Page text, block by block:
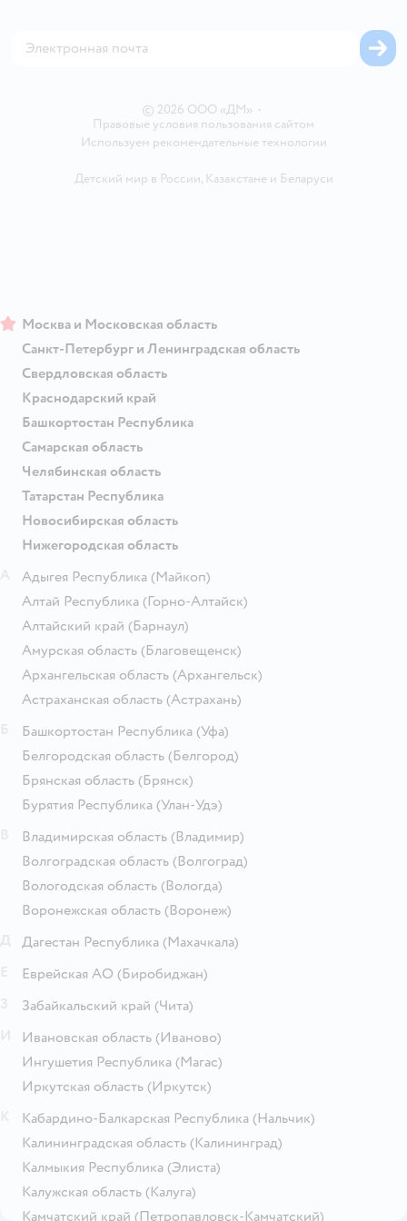
© 2026 ООО «ДМ» •
Правовые условия пользования сайтом
Используем рекомендательные технологии
Детский мир в России, Казахстанеи Беларуси
Москва и Московская область
Санкт-Петербург и Ленинградская область
Свердловская область
Краснодарский край
Башкортостан Республика
Самарская область
Челябинская область
Татарстан Республика
Новосибирская область
Нижегородская область
Адыгея Республика (Майкоп)
Алтай Республика (Горно-Алтайск)
Алтайский край (Барнаул)
Амурская область (Благовещенск)
Архангельская область (Архангельск)
Астраханская область (Астрахань)
Башкортостан Республика (Уфа)
Белгородская область (Белгород)
Брянская область (Брянск)
Бурятия Республика (Улан-Удэ)
Владимирская область (Владимир)
Волгоградская область (Волгоград)
Вологодская область (Вологда)
Воронежская область (Воронеж)
Дагестан Республика (Махачкала)
Еврейская АО (Биробиджан)
Забайкальский край (Чита)
Ивановская область (Иваново)
Ингушетия Республика (Магас)
Иркутская область (Иркутск)
Кабардино-Балкарская Республика (Нальчик)
Калининградская область (Калининград)
Калмыкия Республика (Элиста)
Калужская область (Калуга)
Камчатский край (Петропавловск-Камчатский)